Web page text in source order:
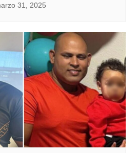
31, 2025